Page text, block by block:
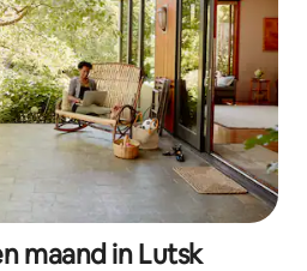
maand in Lutsk